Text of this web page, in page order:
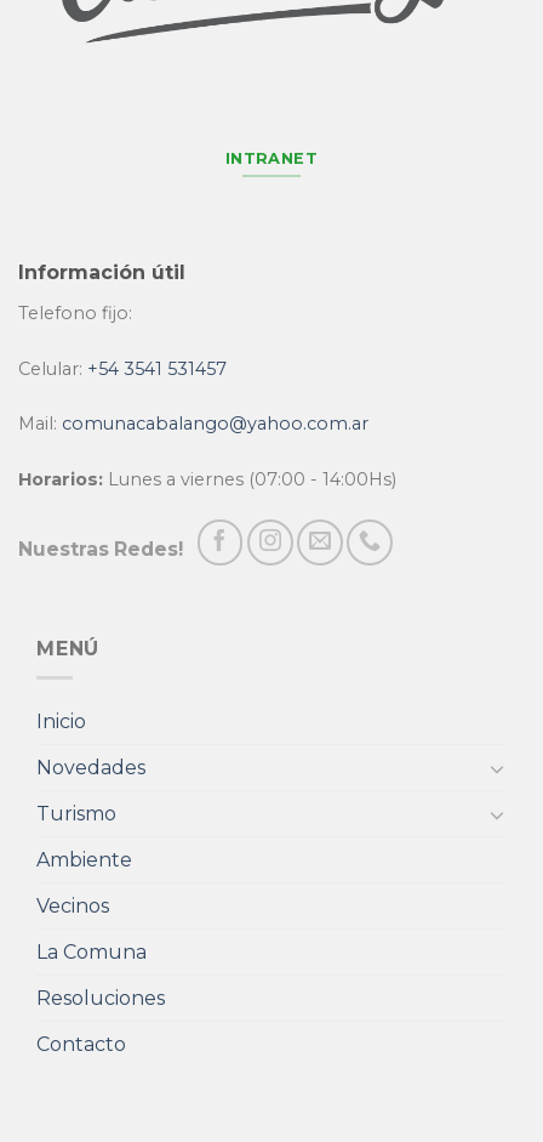
INTRANET
Información útil
Telefono fijo:
Celular: +54 3541 531457
Mail: comunacabalango@yahoo.com.ar
Horarios: Lunes a viernes (07:00 - 14:00Hs)
Nuestras Redes!
MENÚ
Inicio
Novedades
Turismo
Ambiente
Vecinos
La Comuna
Resoluciones
Contacto